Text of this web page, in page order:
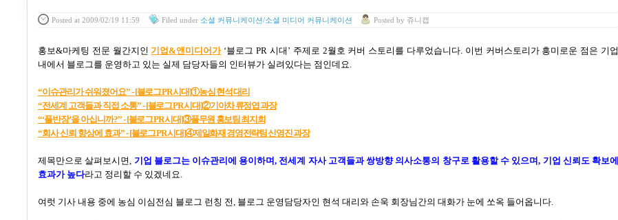
Posted at 2009/02/19 11:59 Filed under 소셜 커뮤니케이션/소셜 미디어 커뮤니케이션 Posted by 쥬니캡
홍보&마케팅 전문 월간지인 기 업&앤미 디어가 ‘블로그 PR 시대 ’ 주제로 2월호 커버 스토리를 다루었습니다. 이번 커버스토리가 흥미로운 점은 기업
내에서 블로그를 운영하고 있는 실제 담당자들의 인터뷰가 실려있다는 점인데요.
“이슈관리가쉬워졌어요” -[블로그PR시대]①농심 현석 대리
“전세계 고객들과 직접 소통” -[블로그 PR시대]②기아차류정엽 과장
“‘풀반장’을 아십니까?” -[블로그 PR시대]③풀무원 홍보팀 최지희
“회사신뢰 향상에 효과” -[블로그 PR시대]④제일화재 경영전략팀신영진과장
제목만으로 살펴보시면, 기업 블로그는 이슈관리에 용이하며, 전세계 자사 고객들과 쌍방향 의사소통의 창구로 활용할 수 있으며, 기업 신뢰도 확보에
효과가 높다라고 정리할 수 있겠네요.
여럿 기사 내용 중에 농심 이심전심 블로그 런칭 전, 블로그 운영담당자인 현석 대리와 손욱 회장님간의 대화가 눈에 쏘옥 들어옵니다.